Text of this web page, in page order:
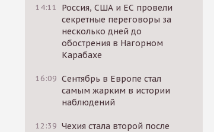
14:11
Россия, США и ЕС провели
секретные переговоры за
несколько дней до
обострения в Нагорном
Карабахе
16:09 Сентябрь в Европе стал
самым жарким в истории
наблюдений
12:39 Чехия стала второй после